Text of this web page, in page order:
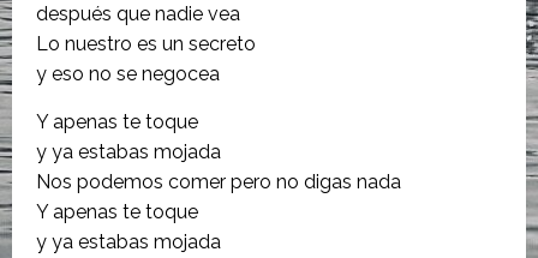
después que nadie vea
Lo nuestro es un secreto
y eso no se negocea
Y apenas te toque
y ya estabas mojada
Nos podemos comer pero no digas nada
Y apenas te toque
y ya estabas mojada